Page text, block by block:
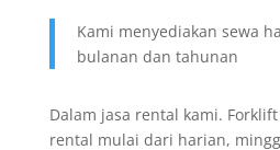
Kami menyediakan sewa
bulanan dan tahunan
Dalam jasa rental kami.
rental mulai dari harian,